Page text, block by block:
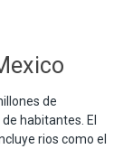
de
habitantes. El
rios como el